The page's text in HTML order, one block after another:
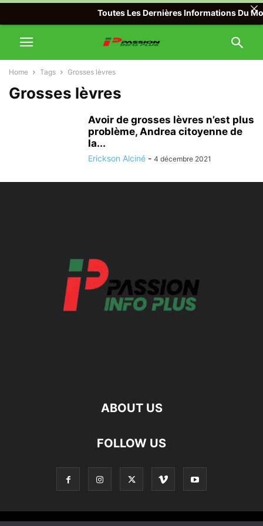
Home Tags Grosses lèvres
Grosses lèvres
Avoir de grosses lèvres n’est plus
problème, Andrea citoyenne de
la...
Erickson Alciné - 4 décembre 2021
ABOUT US
FOLLOW US
Toutes Les Dernières Informations Du